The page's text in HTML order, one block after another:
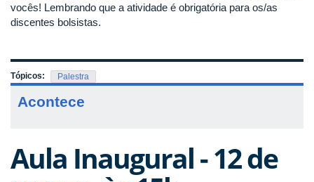
vocês! Lembrando que a atividade é obrigatória para os/as
discentes bolsistas.
Tópicos: Palestra
Acontece
Aula Inaugural - 12 de